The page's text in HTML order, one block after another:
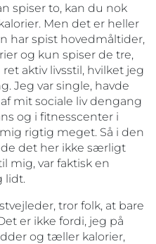
spiser to, kan du nok
Men det er heller
har spist hovedmåltider,
og kun spiser de tre,
aktiv livsstil, hvilket jeg
Jeg var single, havde
mit sociale liv dengang
og i fitnesscenter i
rigtig meget. Så i den
det her ikke særligt
mig, var faktisk en
lidt.
tror folk, at bare
er ikke fordi, jeg på
og tæller kalorier,